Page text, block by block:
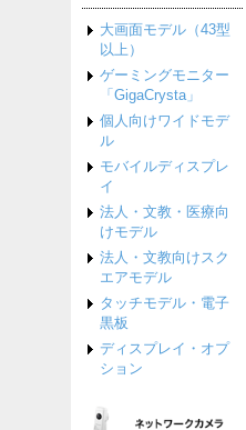
大画面モデル（43型
以上）
ゲーミングモニター
「GigaCrysta」
個人向けワイドモデ
ル
モバイルディスプレ
イ
法人・文教・医療向
けモデル
法人・文教向けスク
エアモデル
タッチモデル・電子
黒板
ディスプレイ・オプ
ション